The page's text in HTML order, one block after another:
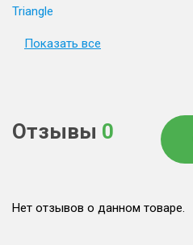
Triangle
Показать все
Отзывы 0
Нет отзывов о данном товаре.